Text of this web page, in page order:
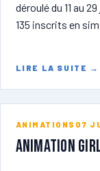
déroulé du 11 au
135 inscrits en
LIRE LA SUITE →
ANIMATIONS 07
ANIMATION